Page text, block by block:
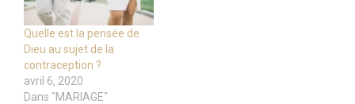
Quelle est la pensée de
Dieu au sujet de la
contraception ?
avril 6, 2020
Dans "MARIAGE"